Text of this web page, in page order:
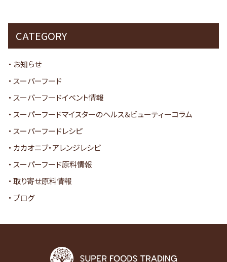
CATEGORY
お知らせ
スーパーフード
スーパーフードイベント情報
スーパーフードマイスターのヘルス＆ビューティーコラム
スーパーフードレシピ
カカオニブ・アレンジレシピ
スーパーフード原料情報
取り寄せ原料情報
ブログ